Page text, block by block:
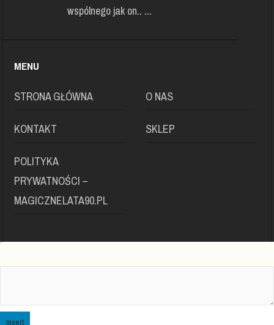
wspólnego jak on.. ...
MENU
STRONA GŁÓWNA O NAS
KONTAKT SKLEP
POLITYKA
PRYWATNOŚCI –
MAGICZNELATA90.PL
Insert